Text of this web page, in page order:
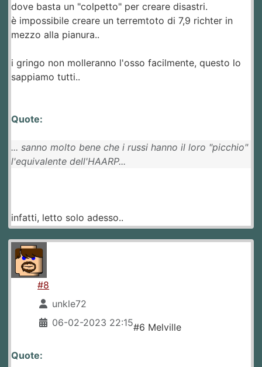
dove basta un "colpetto" per creare disastri.
è impossibile creare un terremtoto di 7,9 richter in
mezzo alla pianura..
i gringo non molleranno l'osso facilmente, questo lo
sappiamo tutti..
Quote:
... sanno molto bene che i russi hanno il loro "picchio"
l'equivalente dell'HAARP...
infatti, letto solo adesso..
#8
unkle72
06-02-2023 22:15#6 Melville
Quote: